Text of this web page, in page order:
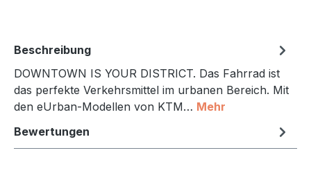
Beschreibung
DOWNTOWN IS YOUR DISTRICT. Das Fahrrad ist
das perfekte Verkehrsmittel im urbanen Bereich. Mit
den eUrban-Modellen von KTM… Mehr
Bewertungen